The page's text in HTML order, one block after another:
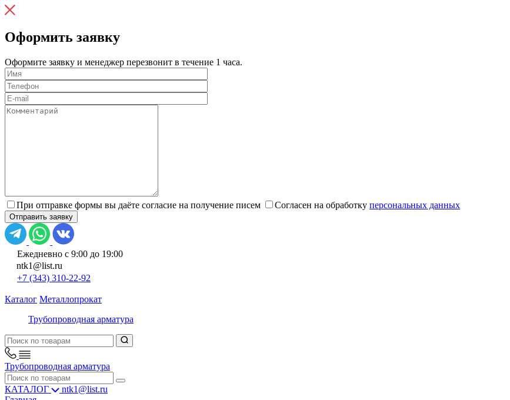
Оформить заявку
Оформите заявку и менеджер перезвонит в течение 1 часа.
При отправке формы вы даёте согласие на получение писем Согласен на обработку персональных данных
Ежедневно с 9:00 до 19:00
ntk1@list.ru
+7 (343) 310-22-92
Каталог Металлопрокат
Трубопроводная арматура
Трубопроводная арматура
КАТАЛОГ
ntk1@list.ru